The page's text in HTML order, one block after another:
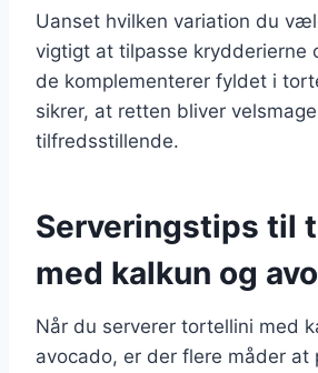
Uanset hvilken variation du
vigtigt at tilpasse krydderierne
de komplementerer fyldet i
sikrer, at retten bliver
tilfredsstillende.
Serveringstips til
med kalkun og
Når du serverer tortellini med
avocado, er der flere måder